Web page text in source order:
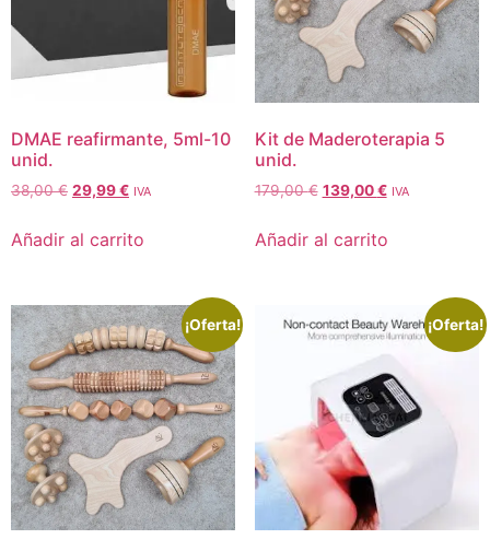
DMAE reafirmante, 5ml-10
unid.
38,00€ 29,99€ IVA
Añadir al carrito
Kit de Maderoterapia 5
unid.
179,00€ 139,00€ IVA
Añadir al carrito
¡Oferta! ¡Oferta!